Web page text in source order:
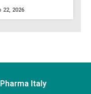
22, 2026
Italy